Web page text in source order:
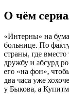
О чём
«Интерны» на
больнице. По
страны, где
дружбу и абсурд
его «на фон»,
два часа уже
у Быкова, а